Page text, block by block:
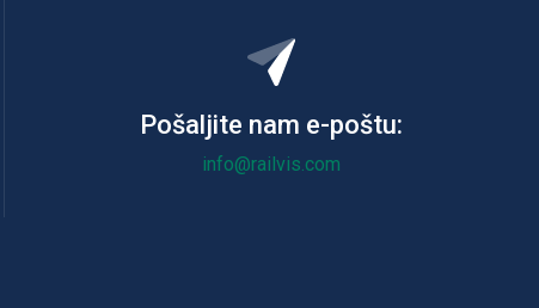
Pošaljite nam e-poštu:
info@railvis.com